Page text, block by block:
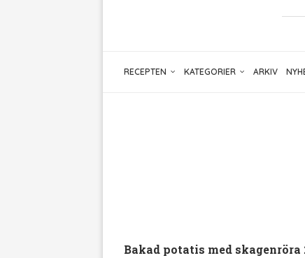
RECEPTEN KATEGORIER ARKIV
Bakad potatis med skagenröra